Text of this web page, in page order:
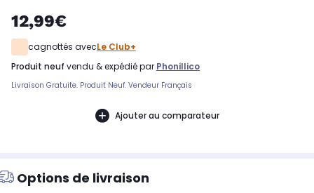
12,99€
cagnottés avecLe Club+
produit neuf vendu & expédié par Phonillico
Livraison Gratuite. Produit Neuf. Vendeur Français
Ajouter au comparateur
Options de livraison